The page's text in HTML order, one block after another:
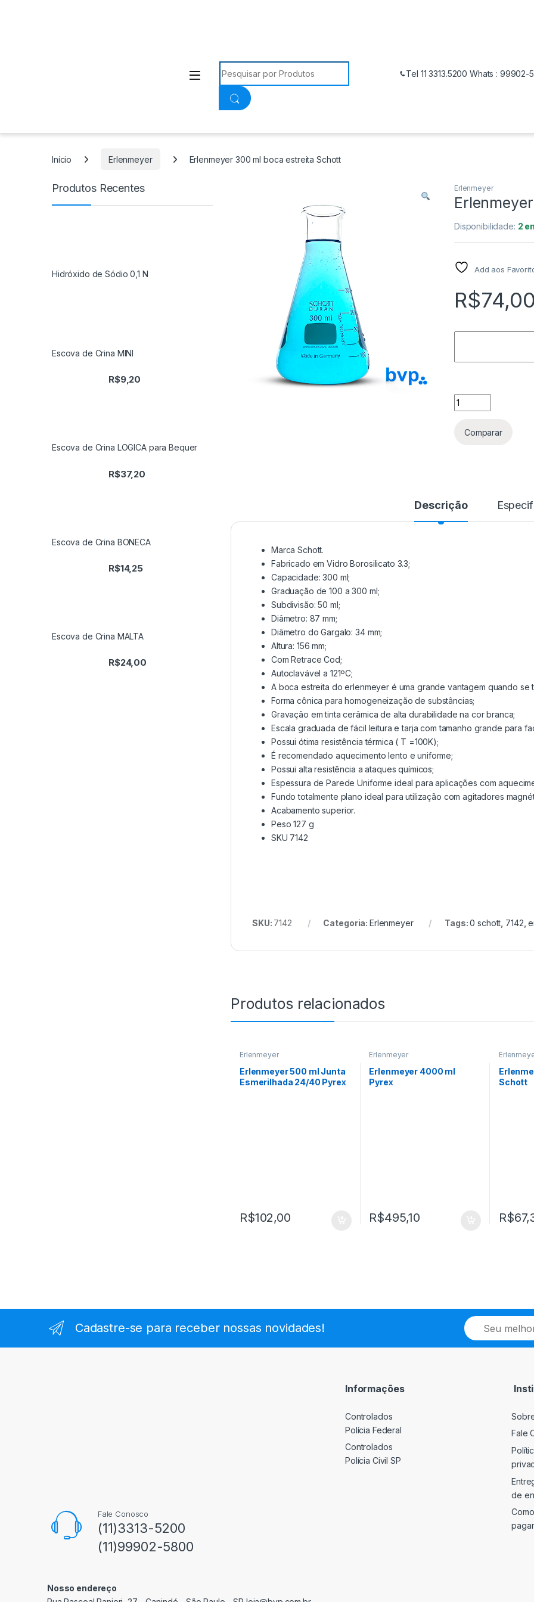
Procurar:
Tel 11 3313.5200 Whats : 99902-
Início Erlenmeyer Erlenmeyer 300 ml boca estreita Schott
Erlenmeyer
Disponibilidade: 2
Add aos
R$74,00
Erlenmeyer 300
Comparar
Descrição
Marca Schott.
Fabricado em Vidro Borosilicato 3.3;
Capacidade: 300 ml;
Graduação de 100 a 300 ml;
Subdivisão: 50 ml;
Diâmetro: 87 mm;
Diâmetro do Gargalo: 34 mm;
Altura: 156 mm;
Com Retrace Cod;
Autoclavável a 121ºC;
A boca estreita do erlenmeyer é uma grande vantagem quando se
Forma cônica para homogeneização de substâncias;
Gravação em tinta cerâmica de alta durabilidade na cor branca;
Escala graduada de fácil leitura e tarja com tamanho grande para
Possui ótima resistência térmica ( T =100K);
É recomendado aquecimento lento e uniforme;
Possui alta resistência a ataques químicos;
Espessura de Parede Uniforme ideal para aplicações com
Fundo totalmente plano ideal para utilização com agitadores
Acabamento superior.
Peso 127 g
SKU 7142
SKU: 7142 Categoria: Erlenmeyer Tags:0 schott 7142 ,
Produtos relacionados
Erlenmeyer
Erlenmeyer 500 ml Junta
Esmerilhada 24/40 Pyrex
R$102,00
Erlenmeyer
Erlenmeyer 4000 ml
Pyrex
R$495,10
Schott
R$
Produtos Recentes
Hidróxido de Sódio 0,1 N
Escova de Crina MINI
R$9,20
Escova de Crina LOGICA para Bequer
R$37,20
Escova de Crina BONECA
R$14,25
Escova de Crina MALTA
R$24,00
Cadastre-se para receber nossas novidades!
E
m
a
Fale Conosco
(11)3313-5200
(11)99902-5800
Nosso endereço
Informações
Controlados
Polícia Federal
Controlados
Polícia Civil SP
Fale
de